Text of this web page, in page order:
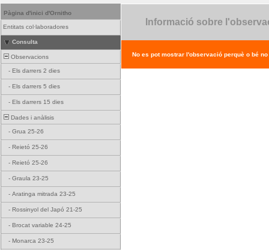
Pàgina d'inici d'Ornitho
Entitats col·laboradores
Consulta
Observacions
- Els darrers 2 dies
- Els darrers 5 dies
- Els darrers 15 dies
Dades i anàlisis
- Grua 25-26
- Reietó 25-26
- Reietó 25-26
- Graula 23-25
- Aratinga mitrada 23-25
- Rossinyol del Japó 21-25
- Brocat variable 24-25
- Monarca 23-25
Informació sobre
No es pot mostrar l'observació perquè o bé